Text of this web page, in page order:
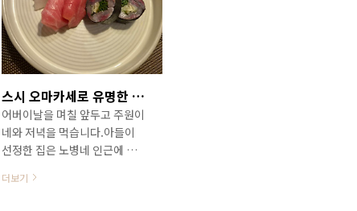
연지 50년이라고 말씀 드렸는
데 5년 전 포스팅을 보니 그때도
50년이 넘었다고 썼으니 거의
환갑이 다 됐겠습니다.주차 공
병은 이 집 올 때 늘 대중교통을
이용했고 이 날 모임도 모두에
게 대중교통을 이용하도록 사전
에 공지를 해서 다들 대중교통
편으로 왔습니다.당산역이 지하
철 2호선과 9호선 환승역이기
스시 오마카세로 유명한 김포 초밥집 / 김포 스시호시
어버이날을 며칠 앞두고 주원이
네와 저녁을 먹습니다.아들이
선정한 집은 노병네 인근에 있
제법 이름난 오마카세 초밥 맛
더보기